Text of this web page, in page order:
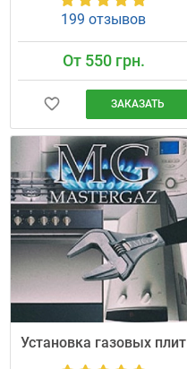
199 отзывов
От 550 грн.
ЗАКАЗАТЬ
Установка газовых плит